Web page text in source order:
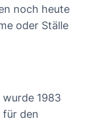
noch heute
oder Ställe
wurde 1983
für den